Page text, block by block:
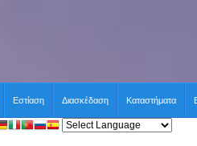
Εστίαση Διασκέδαση Καταστήματα